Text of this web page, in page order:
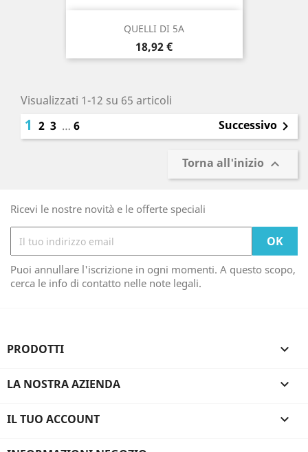
QUELLI DI 5A
Prezzo
18,92 €
Visualizzati 1-12 su 65 articoli
1 2 3 … 6 Successivo 
Torna all'inizio 
Ricevi le nostre novità e le offerte speciali
Puoi annullare l'iscrizione in ogni momenti. A questo scopo,
cerca le info di contatto nelle note legali.
PRODOTTI 
LA NOSTRA AZIENDA 
IL TUO ACCOUNT 